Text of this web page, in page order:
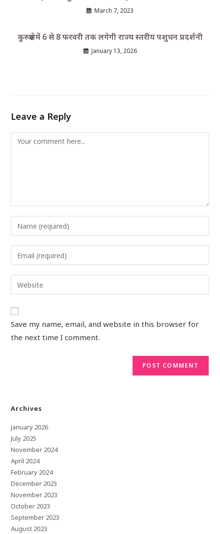
March 7, 2023
कुरुक्षेत्र में 6 से 8 फरवरी तक लगेगी राज्य स्तरीय पशुधन प्रदर्शनी
January 13, 2026
Leave a Reply
Save my name, email, and website in this browser for
the next time I comment.
Archives
January 2026
July 2025
November 2024
April 2024
February 2024
December 2023
November 2023
October 2023
September 2023
August 2023